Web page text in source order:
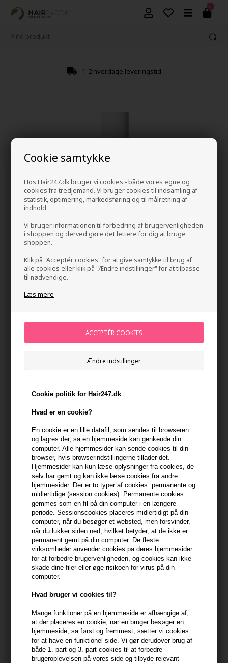
Cookie samtykke
Hos Hair247.dk bruger vi cookies - både vores egne og
cookies fra tredjemand. Vi bruger cookies til indsamling af
statistik, optimering, markedsføring og til målretning af
indhold.
Vi bruger informationen til forbedring af brugervenligheden
i shoppen og derved gøre det lettere for dig at bruge
shoppen.
Klik på "Acceptér cookies" for at give samtykke til brug af
alle cookies eller klik på "Ændre indstillinger" for at tilpasse
til nødvendige.
Læs mere
Ændre indstillinger
Cookie politik for Hair247.dk
Hvad er en cookie?
En cookie er en lille datafil, som sendes til browseren
og lagres der, så en hjemmeside kan genkende din
computer. Alle hjemmesider kan sende cookies til din
browser, hvis browserindstillingerne tillader det.
Hjemmesider kan kun læse oplysninger fra cookies, de
selv har gemt og kan ikke læse cookies fra andre
hjemmesider. Der er to typer af cookies: permanente og
midlertidige (session cookies). Permanente cookies
gemmes som en fil på din computer i en længere
periode. Sessionscookies placeres midlertidigt på din
computer, når du besøger et websted, men forsvinder,
når du lukker siden ned, hvilket betyder, at de ikke er
permanent gemt på din computer. De fleste
virksomheder anvender cookies på deres hjemmesider
for at forbedre brugervenligheden, og cookies kan ikke
skade dine filer eller øge risikoen for virus på din
computer.
Hvad bruger vi cookies til?
Mange funktioner på en hjemmeside er afhængige af,
at der placeres en cookie, når en bruger besøger en
hjemmeside, så først og fremmest, sætter vi cookies
for at have en funktionel side. Vi gør derudover brug af
både 1. part og 3. part cookies til at forbedre
brugeroplevelsen på vores side og tilbyde relevant
0
1-2 hverdage leveringstid
Jorgobé Multi-Peptide Lash Serum 8ml
Mærker Jorgobe
262,50DKK
+
På lager- Leveringstid 1-2 dage
Du får 13 DKK til dit næste køb når du køber denne vare -
min konto
399,10 DKK FRA GRATIS FRAGT
Beskrivelse Anmeldelser
Jorgobé Multi Peptide Lash & Brow Serum er et vippe- og
brynserum, som indeholder nøje udvalgte aktive ingredienser,
herunder tri-, tetra- og pentapeptider. Serummet booster
øjenvippernes og øjenbrynenes livscyklus - for et elegant blik og
fyldigere bryn.
- For fyldigere vipper og bryn
- Forlænger hårets livscyklus
- Vegansk og fremstillet i Danmark